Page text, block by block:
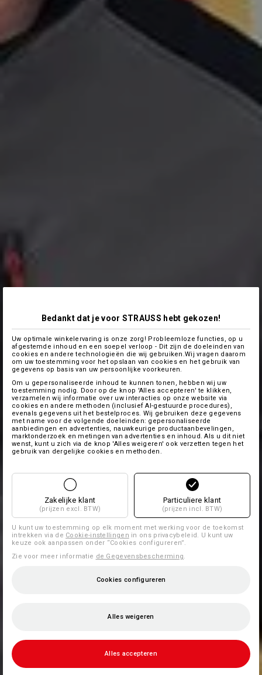
Bedankt dat je voor STRAUSS hebt gekozen!
Uw optimale winkelervaring is onze zorg! Probleemloze functies, op u
afgestemde inhoud en een soepel verloop - Dit zijn de doeleinden van
cookies en andere technologieën die wij gebruiken.Wij vragen daarom
om uw toestemming voor het opslaan van cookies en het gebruik van
gegevens op basis van uw persoonlijke voorkeuren.
Om u gepersonaliseerde inhoud te kunnen tonen, hebben wij uw
toestemming nodig. Door op de knop 'Alles accepteren' te klikken,
verzamelen wij informatie over uw interacties op onze website via
cookies en andere methoden (inclusief AI-gestuurde procedures),
evenals gegevens uit het bestelproces. Wij gebruiken deze gegevens
met name voor de volgende doeleinden: gepersonaliseerde
aanbiedingen en advertenties, nauwkeurige productaanbevelingen,
marktonderzoek en metingen van advertenties en inhoud. Als u dit niet
wenst, kunt u zich via de knop 'Alles weigeren' ook verzetten tegen het
gebruik van dergelijke cookies en methoden.
Zakelijke klant
(prijzen excl. BTW)
Particuliere klant
(prijzen incl. BTW)
U kunt uw toestemming op elk moment met werking voor de toekomst
intrekken via de Cookie-instellingen in ons privacybeleid. U kunt uw
keuze ook aanpassen onder “Cookies configureren”.
Zie voor meer informatie de Gegevensbescherming
Cookies configureren
Alles weigeren
Alles accepteren